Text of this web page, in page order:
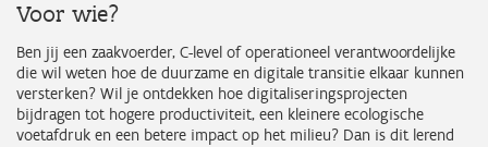
Voor wie?
Ben jij een zaakvoerder, C-level of operationeel verantwoordelijke
die wil weten hoe de duurzame en digitale transitie elkaar kunnen
versterken? Wil je ontdekken hoe digitaliseringsprojecten
bijdragen tot hogere productiviteit, een kleinere ecologische
voetafdruk en een betere impact op het milieu? Dan is dit lerend